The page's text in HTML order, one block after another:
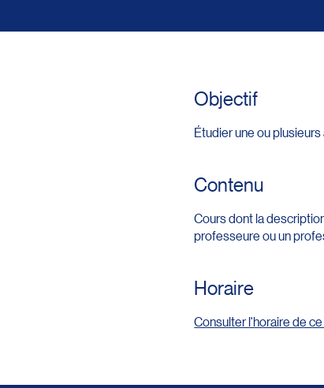
Objectif
Étudier une ou
Contenu
Cours dont la
professeure ou un
Horaire
Consulter l'horaire de